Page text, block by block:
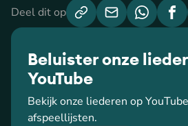
Deel dit op
Beluister onze
YouTube
Bekijk onze liederen op
afspeellijsten.